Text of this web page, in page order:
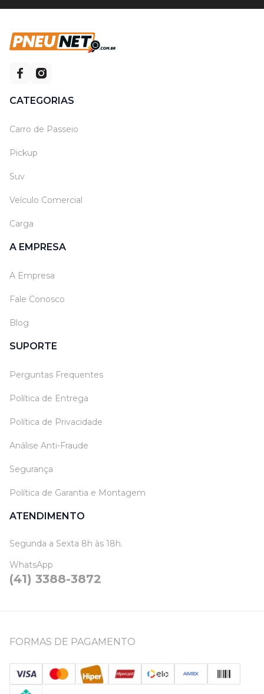
CATEGORIAS
Carro de Passeio
Pickup
Suv
Veículo Comercial
Carga
A EMPRESA
A Empresa
Fale Conosco
Blog
SUPORTE
Perguntas Frequentes
Política de Entrega
Política de Privacidade
Análise Anti-Fraude
Segurança
Política de Garantia e Montagem
ATENDIMENTO
Segunda a Sexta 8h às 18h.
WhatsApp
(41) 3388-3872
FORMAS DE PAGAMENTO